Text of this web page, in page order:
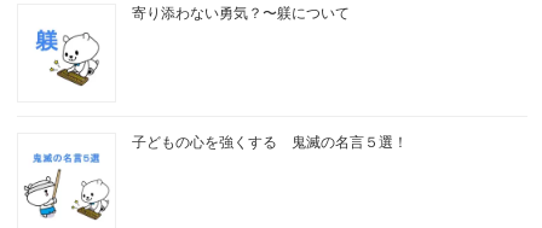
寄り添わない勇気？〜躾について
子どもの心を強くする 鬼滅の名言５選！